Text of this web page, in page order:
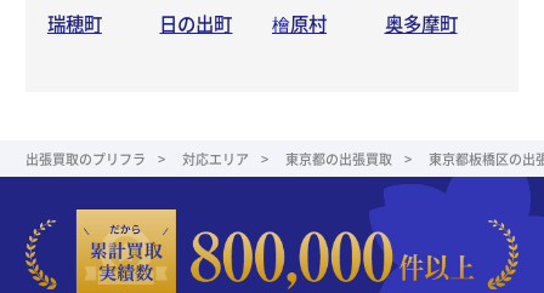
瑞穂町
日の出町 檜原村 奥多摩町
出張買取のプリフラ 対応エリア 東京都の出張買取 東京都板橋区の出